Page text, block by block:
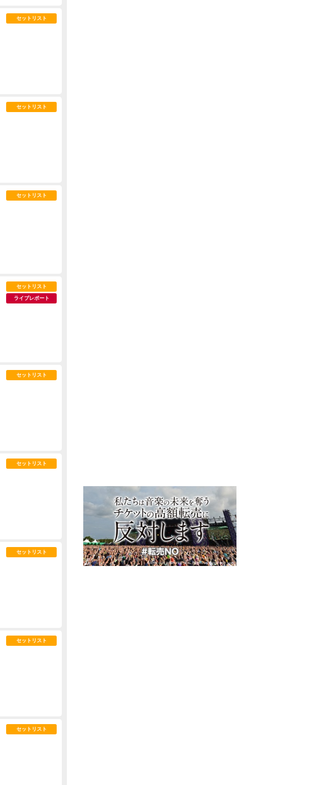
セットリスト
セットリスト
セットリスト
セットリスト
ライブレポート
セットリスト
セットリスト
セットリスト
セットリスト
セットリスト